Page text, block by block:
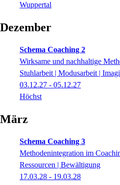
Wuppertal
Dezember
Schema Coaching 2
Wirksame und nachhaltige
Stuhlarbeit | Modusarbeit |
03.12.27 - 05.12.27
Höchst
März
Schema Coaching 3
Methodenintegration im
Ressourcen | Bewältigung
17.03.28 - 19.03.28